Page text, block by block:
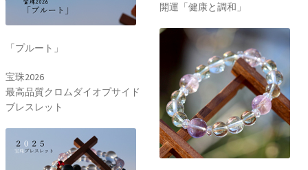
「プルート」
宝珠2026
最高品質クロムダイオプサイド
ブレスレット
開運「健康と調和」